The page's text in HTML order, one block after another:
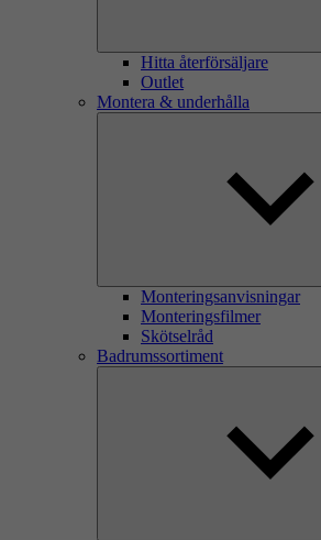
Hitta återförsäljare
Outlet
Montera & underhålla
Monteringsanvisningar
Monteringsfilmer
Skötselråd
Badrumssortiment